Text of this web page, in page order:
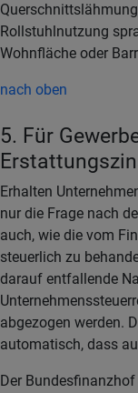
Rollstuhlnutzung
Wohnfläche oder
nach oben
5. Für
Erhalten
nur die Frage nach
auch, wie die vom
steuerlich zu
darauf entfallende
abgezogen werden.
automatisch, dass
Der